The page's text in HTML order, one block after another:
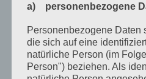
Februar 2020
Januar 2020
Dezember 2019
November 2019
a) personenbezogene
Personenbezogene Daten
die sich auf eine
natürliche Person (im
Person") beziehen. Als